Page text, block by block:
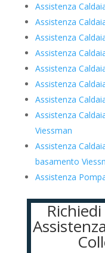
Assistenza
Assistenza
Assistenza
Assistenza
Assistenza
Assistenza
Assistenza
Assistenza
Viessman
Assistenza
basamento
Assistenza